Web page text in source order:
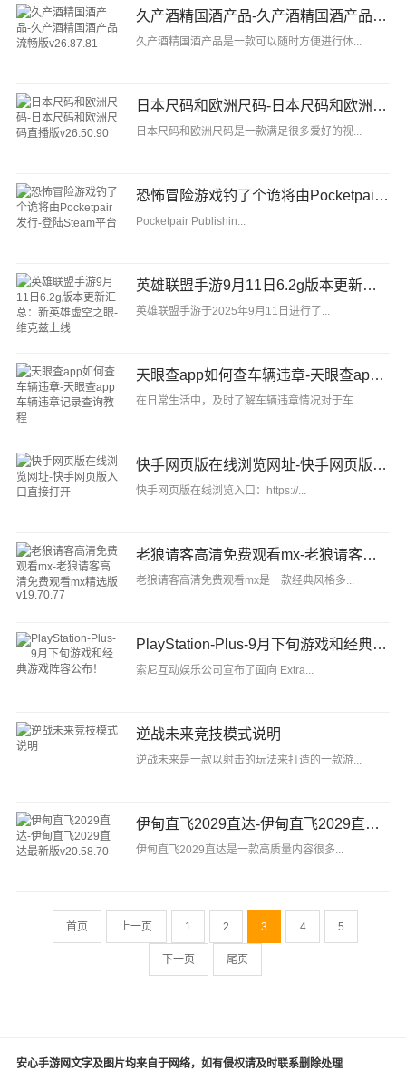
久产酒精国酒产品-久产酒精国酒产品流畅版v26.87.81
久产酒精国酒产品是一款可以随时方便进行体...
日本尺码和欧洲尺码-日本尺码和欧洲尺码直播版v26.50.90
日本尺码和欧洲尺码是一款满足很多爱好的视...
恐怖冒险游戏钓了个诡将由Pocketpair发行-登陆Steam平台
Pocketpair Publishin...
英雄联盟手游9月11日6.2g版本更新汇总：新英雄虚空之眼-维克兹上线
英雄联盟手游于2025年9月11日进行了...
天眼查app如何查车辆违章-天眼查app车辆违章记录查询教程
在日常生活中，及时了解车辆违章情况对于车...
快手网页版在线浏览网址-快手网页版入口直接打开
快手网页版在线浏览入口：https://...
老狼请客高清免费观看mx-老狼请客高清免费观看mx精选版v19.70.77
老狼请客高清免费观看mx是一款经典风格多...
PlayStation-Plus-9月下旬游戏和经典游戏阵容公布！
索尼互动娱乐公司宣布了面向 Extra...
逆战未来竞技模式说明
逆战未来是一款以射击的玩法来打造的一款游...
伊甸直飞2029直达-伊甸直飞2029直达最新版v20.58.70
伊甸直飞2029直达是一款高质量内容很多...
首页 上一页 1 2 3 4 5
下一页 尾页
安心手游网文字及图片均来自于网络，如有侵权请及时联系删除处理